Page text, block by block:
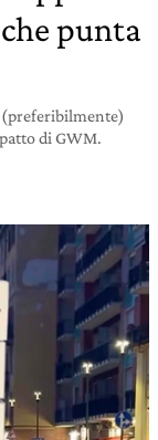
punta
(preferibilmente)
di GWM.